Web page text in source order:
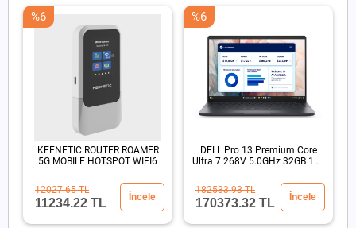
KEENETIC ROUTER ROAMER
5G MOBILE HOTSPOT WIFI6
%6
12027.65 TL
11234.22 TL İncele
DELL Pro 13 Premium Core
Ultra 7 268V 5.0GHz 32GB 1TB
%6
182533.93 TL
170373.32 TL İncele